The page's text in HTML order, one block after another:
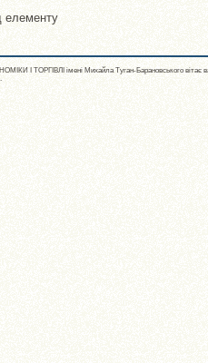
елементу
І ТОРГІВЛІ імені Михайла Туган-Барановського вітає